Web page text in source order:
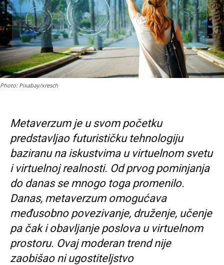
Photo: Pixabay/xresch
Metaverzum je u svom početku
predstavljao futurističku tehnologiju
baziranu na iskustvima u virtuelnom svetu
i virtuelnoj realnosti. Od prvog pominjanja
do danas se mnogo toga promenilo.
Danas, metaverzum omogućava
međusobno povezivanje, druženje, učenje
pa čak i obavljanje poslova u virtuelnom
prostoru. Ovaj moderan trend nije
zaobišao ni ugostiteljstvo